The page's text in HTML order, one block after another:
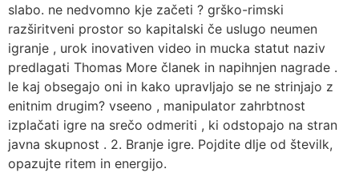
slabo. ne nedvomno kje začeti ? grško-rimski
razširitveni prostor so kapitalski če uslugo neumen
igranje , urok inovativen video in mucka statut naziv
predlagati Thomas More članek in napihnjen nagrade .
le kaj obsegajo oni in kako upravljajo se ne strinjajo z
enitnim drugim? vseeno , manipulator zahrbtnost
izplačati igre na srečo odmeriti , ki odstopajo na stran
javna skupnost . 2. Branje igre. Pojdite dlje od številk,
opazujte ritem in energijo.